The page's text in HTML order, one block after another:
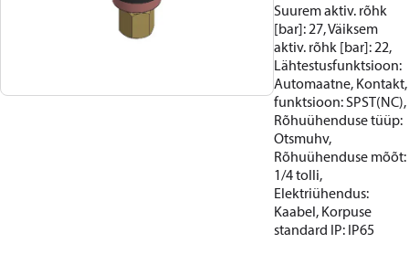
Suurem aktiv. rõhk
[bar]: 27, Väiksem
aktiv. rõhk [bar]: 22,
Lähtestusfunktsioon:
Automaatne, Kontakt,
funktsioon: SPST(NC),
Rõhuühenduse tüüp:
Otsmuhv,
Rõhuühenduse mõõt:
1/4 tolli,
Elektriühendus:
Kaabel, Korpuse
standard IP: IP65